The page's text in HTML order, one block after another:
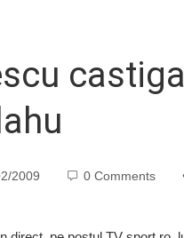
2009 0 Comments